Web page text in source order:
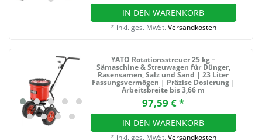
IN DEN WARENKORB
* inkl. ges. MwSt. Versandkosten
YATO Rotationsstreuer 25 kg –
Sämaschine & Streuwagen für Dünger,
Rasensamen, Salz und Sand | 23 Liter
Fassungsvermögen | Präzise Dosierung |
Arbeitsbreite bis 3,66 m
97,59 € *
IN DEN WARENKORB
* inkl. ges. MwSt. Versandkosten